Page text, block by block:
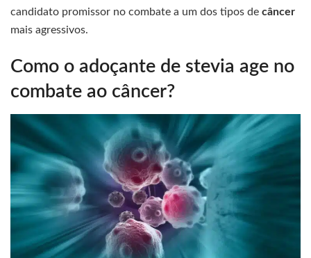
candidato promissor no combate a um dos tipos de câncer
mais agressivos.
Como o adoçante de stevia age no
combate ao câncer?